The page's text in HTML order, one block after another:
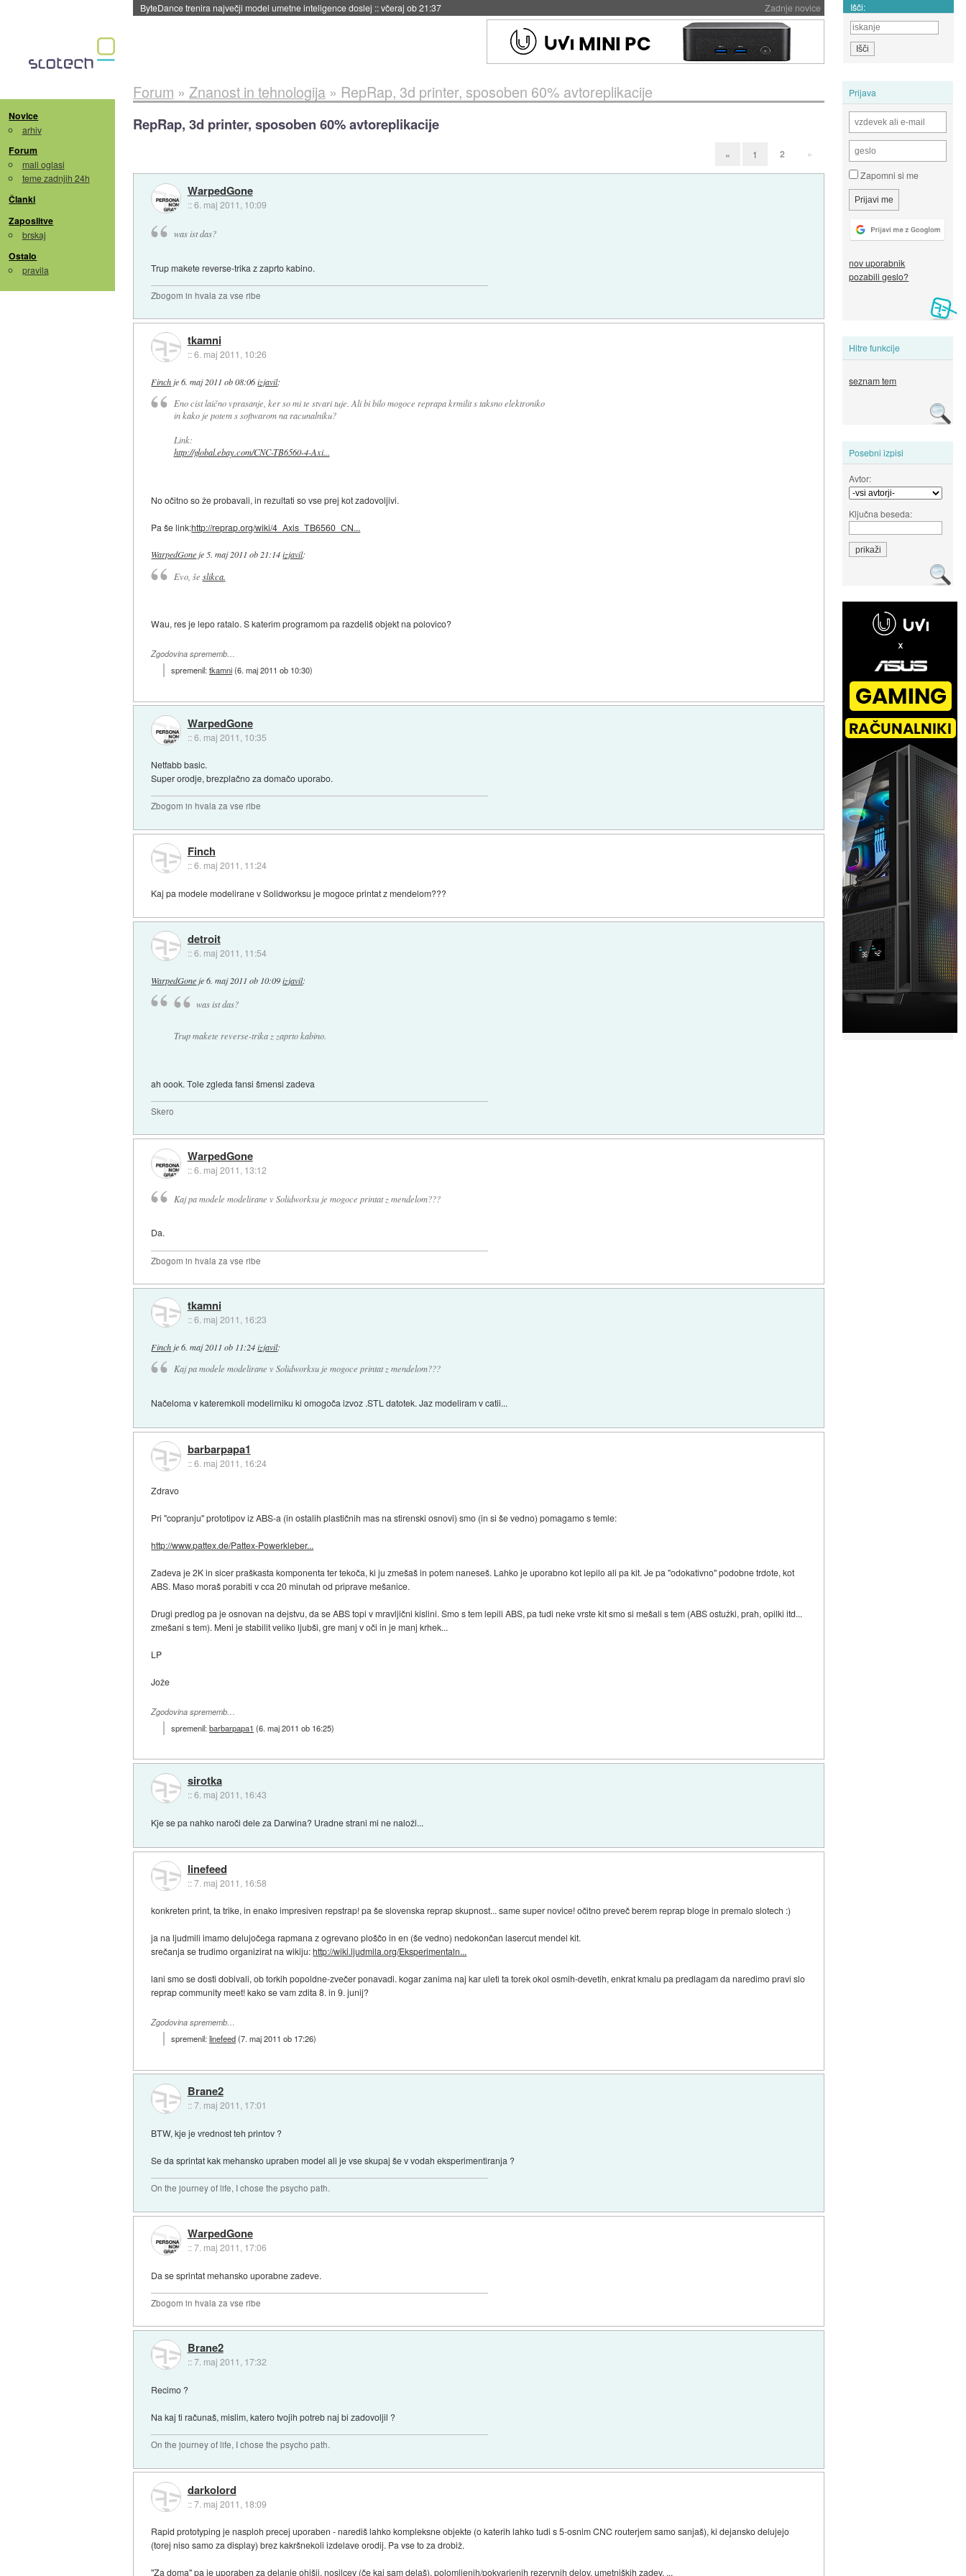
Zadnje novice
Spletne strani začele streči oglase za agente umetne inteligence::včeraj ob 21:23 Išči:
Novice
arhiv
Forum
mali oglasi
teme zadnjih 24h
Članki
Zaposlitve
brskaj
Ostalo
pravila
Prijava
Zapomni si me
nov uporabnik
pozabili geslo?
Hitre funkcije
seznam tem
Posebni izpisi
Avtor:
Ključna beseda:
Forum » Znanost in tehnologija» RepRap, 3d printer, sposoben 60% avtoreplikacije
RepRap, 3d printer, sposoben 60% avtoreplikacije
« 1 2 »
WarpedGone
::6. maj 2011, 10:09
was ist das?
Trup makete reverse-trika z zaprto kabino.
Zbogom in hvala za vse ribe
tkamni
::6. maj 2011, 10:26
Finch je6. maj 2011 ob 08:06 izjavil:
Eno cist laično vprasanje, ker so mi te stvari tuje. Ali bi bilo mogoce reprapa krmilit s taksno elektroniko
in kako je potem s softwarom na racunalniku?
Link:
http://global.ebay.com/CNC-TB6560-4-Axi...
No očitno so že probavali, in rezultati so vse prej kot zadovoljivi.
Pa še link:http://reprap.org/wiki/4_Axis_TB6560_CN...
WarpedGone je 5. maj 2011 ob 21:14 izjavil:
Evo, še slikca.
Wau, res je lepo ratalo. S katerim programom pa razdeliš objekt na polovico?
Zgodovina sprememb…
spremenil:tkamni(6. maj 2011 ob 10:30)
WarpedGone
::6. maj 2011, 10:35
Netfabb basic.
Super orodje, brezplačno za domačo uporabo.
Zbogom in hvala za vse ribe
Finch
::6. maj 2011, 11:24
Kaj pa modele modelirane v Solidworksu je mogoce printat z mendelom???
detroit
::6. maj 2011, 11:54
WarpedGone je6. maj 2011 ob 10:09 izjavil:
was ist das?
Trup makete reverse-trika z zaprto kabino.
ah oook. Tole zgleda fansi šmensi zadeva
Skero
WarpedGone
::6. maj 2011, 13:12
Kaj pa modele modelirane v Solidworksu je mogoce printat z mendelom???
Da.
Zbogom in hvala za vse ribe
tkamni
::6. maj 2011, 16:23
Finch je6. maj 2011 ob 11:24 izjavil:
Kaj pa modele modelirane v Solidworksu je mogoce printat z mendelom???
Načeloma v kateremkoli modelirniku ki omogoča izvoz .STL datotek. Jaz modeliram v catii...
barbarpapa1
::6. maj 2011, 16:24
Zdravo
Pri "copranju" prototipov iz ABS-a (in ostalih plastičnih mas na stirenski osnovi) smo (in si še vedno) pomagamo s temle:
http://www.pattex.de/Pattex-Powerkleber...
Zadeva je 2K in sicer praškasta komponenta ter tekoča, ki ju zmešaš in potem naneseš. Lahko je uporabno kot lepilo ali pa kit. Je pa "odokativno" podobne trdote, kot
ABS. Maso moraš porabiti v cca 20 minutah od priprave mešanice.
Drugi predlog pa je osnovan na dejstvu, da se ABS topi v mravljični kislini. Smo s tem lepili ABS, pa tudi neke vrste kit smo si mešali s tem (ABS ostužki, prah, opilki itd...
zmešani s tem). Meni je stabilit veliko ljubši, gre manj v oči in je manj krhek...
LP
Jože
Zgodovina sprememb…
spremenil:barbarpapa1 (6. maj 2011 ob 16:25)
sirotka
::6. maj 2011, 16:43
Kje se pa nahko naroči dele za Darwina? Uradne strani mi ne naloži...
linefeed
::7. maj 2011, 16:58
konkreten print, ta trike, in enako impresiven repstrap! pa še slovenska reprap skupnost... same super novice! očitno preveč berem reprap bloge in premalo slotech :)
ja na ljudmili imamo delujočega rapmana z ogrevano ploščo in en (še vedno) nedokončan lasercut mendel kit.
srečanja se trudimo organizirat na wikiju:http://wiki.ljudmila.org/Eksperimentaln...
lani smo se dosti dobivali, ob torkih popoldne-zvečer ponavadi. kogar zanima naj kar uleti ta torek okol osmih-devetih, enkrat kmalu pa predlagam da naredimo pravi slo
reprap community meet! kako se vam zdita 8. in 9. junij?
Zgodovina sprememb…
spremenil:linefeed(7. maj 2011 ob 17:26)
Brane2
::7. maj 2011, 17:01
BTW, kje je vrednost teh printov ?
Se da sprintat kak mehansko upraben model ali je vse skupaj še v vodah eksperimentiranja ?
On the journey of life, I chose the psycho path.
WarpedGone
::7. maj 2011, 17:06
Da se sprintat mehansko uporabne zadeve.
Zbogom in hvala za vse ribe
Brane2
::7. maj 2011, 17:32
Recimo ?
Na kaj ti računaš, mislim, katero tvojih potreb naj bi zadovoljil ?
On the journey of life, I chose the psycho path.
darkolord
::7. maj 2011, 18:09
Rapid prototyping je nasploh precej uporaben - narediš lahko kompleksne objekte (o katerih lahko tudi s 5-osnim CNC routerjem samo sanjaš), ki dejansko delujejo
(torej niso samo za display) brez kakršnekoli izdelave orodij. Pa vse to za drobiž.
"Za doma" pa je uporaben za delanje ohišij, nosilcev (če kaj sam delaš), polomljenih/pokvarjenih rezervnih delov, umetniških zadev, ...